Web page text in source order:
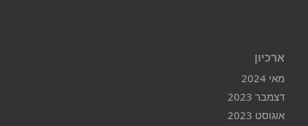
ארכיון
מאי 2024
דצמבר 2023
אוגוסט 2023